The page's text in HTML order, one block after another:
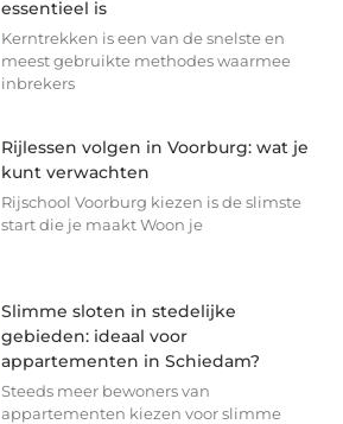
essentieel is
Kerntrekken is een van de snelste en
meest gebruikte methodes waarmee
inbrekers
Rijlessen volgen in Voorburg: wat je
kunt verwachten
Rijschool Voorburg kiezen is de slimste
start die je maakt Woon je
Slimme sloten in stedelijke
gebieden: ideaal voor
appartementen in Schiedam?
Steeds meer bewoners van
appartementen kiezen voor slimme